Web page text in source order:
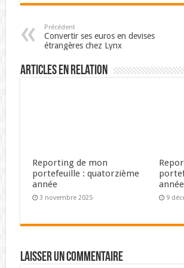
Précédent
Convertir ses euros en devises
étrangères chez Lynx
Articles en relation
Reporting de mon
portefeuille : quatorzième
année
3 novembre 2025
année
9
Laisser un commentaire